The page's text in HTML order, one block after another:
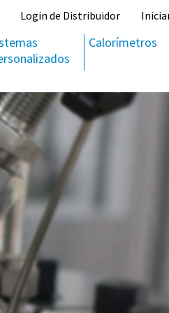
Login de Distribuidor
Calorímetros